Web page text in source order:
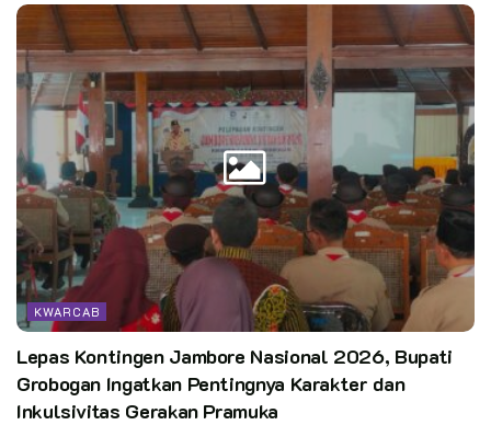
KWARCAB
Lepas Kontingen Jambore Nasional 2026, Bupati
Grobogan Ingatkan Pentingnya Karakter dan
Inkulsivitas Gerakan Pramuka